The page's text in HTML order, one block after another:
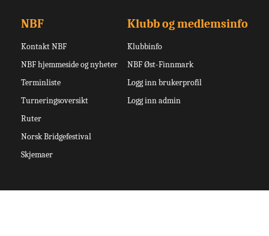
NBF
Kontakt NBF
NBF hjemmeside og nyheter
Terminliste
Turneringsoversikt
Ruter
Norsk Bridgefestival
Skjemaer
Klubb og medlemsinfo
Klubbinfo
NBF Øst-Finnmark
Logg inn brukerprofil
Logg inn admin